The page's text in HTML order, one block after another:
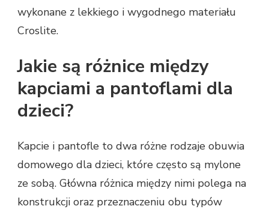
wykonane z lekkiego i wygodnego materiału
Croslite.
Jakie są różnice między
kapciami a pantoflami dla
dzieci?
Kapcie i pantofle to dwa różne rodzaje obuwia
domowego dla dzieci, które często są mylone
ze sobą. Główna różnica między nimi polega na
konstrukcji oraz przeznaczeniu obu typów